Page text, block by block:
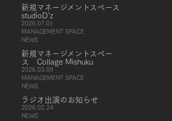
新規マネージメントスペース
studioD’z
2026.07.01
MANAGEMENT SPACE
NEWS
新規マネージメントスペー
ス Collage Mishuku
2026.03.09
MANAGEMENT SPACE
NEWS
ラジオ出演のお知らせ
2026.02.24
NEWS